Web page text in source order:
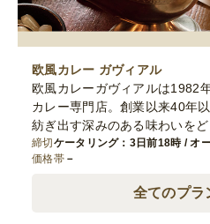
欧風カレー ガヴィアル
欧風カレーガヴィアルは1982
カレー専門店。創業以来40年
紡ぎ出す深みのある味わいを
締切ケータリング：3日前18時 / オ
価格帯－
全てのプラ